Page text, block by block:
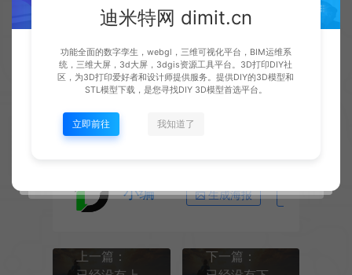
迪米特 – dimit.cn Switch游戏
塞
级补丁+2DLC|NSZ|原版|
https://www.dimit.cn/switch/id:290/
小编 生成海报 复制本文链
上一篇：
下一篇：
迪米特网 dimit.cn
功能全面的数字孪生，webgl，三维可视化平台，BIM运维系
统，三维大屏，3d大屏，3dgis资源工具平台。3D打印DIY社
区，为3D打印爱好者和设计师提供服务。提供DIY的3D模型和
STL模型下载，是您寻找DIY 3D模型首选平台。
立即前往 我知道了